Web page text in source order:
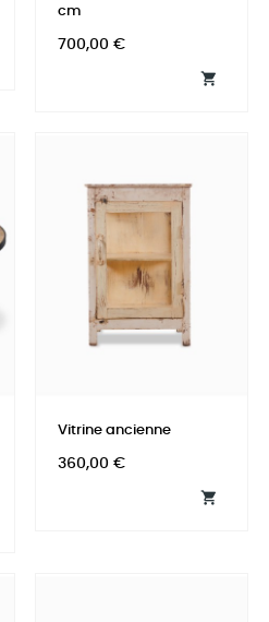
cm
Prix
700,00 €

Vitrine ancienne
Prix
360,00 €
